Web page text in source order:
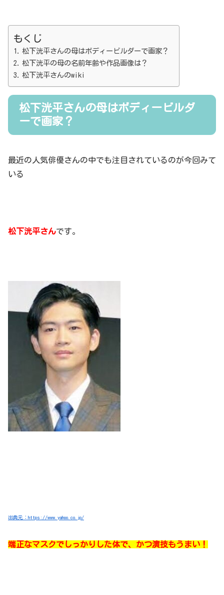
もくじ
松下洸平さんの母はボディービルダーで画家？
松下洸平の母の名前年齢や作品画像は？
松下洸平さんのwiki
松下洸平さんの母はボディービルダ
ーで画家？
最近の人気俳優さんの中でも注目されているのが今回みて
いる
松下洸平さんです。
出典元：https://www.yahoo.co.jp/
端正なマスクでしっかりした体で、かつ演技もうまい！